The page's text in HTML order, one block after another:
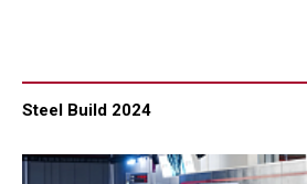
Steel Build 2024